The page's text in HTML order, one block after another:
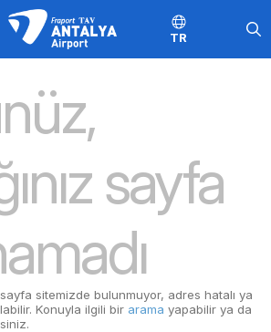
TR
sayfa
sayfa sitemizde bulunmuyor, adres hatalı ya
Konuyla ilgili bir arama yapabilir ya da